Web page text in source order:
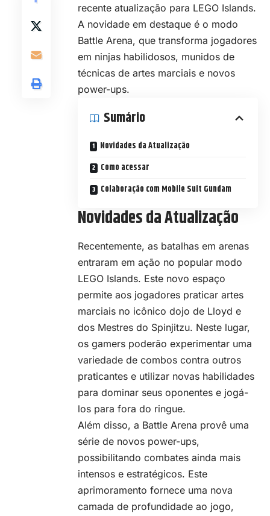
recente atualização para LEGO Islands.
A novidade em destaque é o modo
Battle Arena, que transforma jogadores
em ninjas habilidosos, munidos de
técnicas de artes marciais e novos
power-ups.
Sumário
Novidades da Atualização
Como acessar
Colaboração com Mobile Suit Gundam
Novidades da Atualização
Recentemente, as batalhas em arenas
entraram em ação no popular modo
LEGO Islands. Este novo espaço
permite aos jogadores praticar artes
marciais no icônico dojo de Lloyd e
dos Mestres do Spinjitzu. Neste lugar,
os gamers poderão experimentar uma
variedade de combos contra outros
praticantes e utilizar novas habilidades
para dominar seus oponentes e jogá-
los para fora do ringue.
Além disso, a Battle Arena provê uma
série de novos power-ups,
possibilitando combates ainda mais
intensos e estratégicos. Este
aprimoramento fornece uma nova
camada de profundidade ao jogo,